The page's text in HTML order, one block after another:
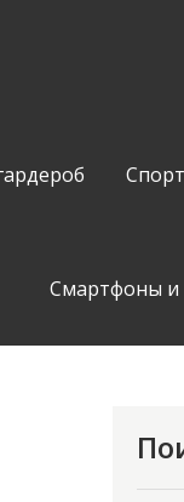
Смартфоны